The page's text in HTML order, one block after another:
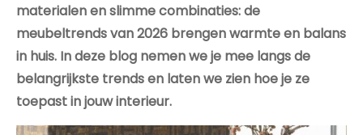
materialen en slimme combinaties: de
meubeltrends van 2026 brengen warmte en balans
in huis. In deze blog nemen we je mee langs de
belangrijkste trends en laten we zien hoe je ze
toepast in jouw interieur.